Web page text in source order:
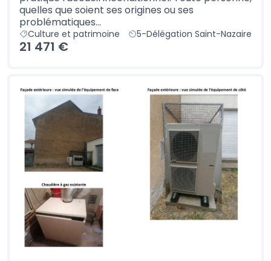
quelles que soient ses origines ou ses
problématiques...
Culture et patrimoine 5-Délégation Saint-Nazaire
21 471 €